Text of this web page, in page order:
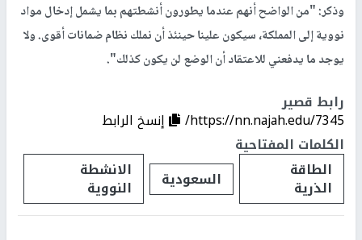
وذكر: "من الواضح أنهم عندما يطورون أنشطتهم بما يشمل إدخال مواد
نووية إلى المملكة، سيكون علينا حينئذ أن نملك نظام ضمانات أقوى. ولا
يوجد ما يدفعني للاعتقاد أن الوضع لن يكون كذلك".
رابط قصير
https://nn.najah.edu/7345/
إنسخ الرابط
الكلمات المفتاحية
الطاقة
الذرية السعودية الانشطة
النووية